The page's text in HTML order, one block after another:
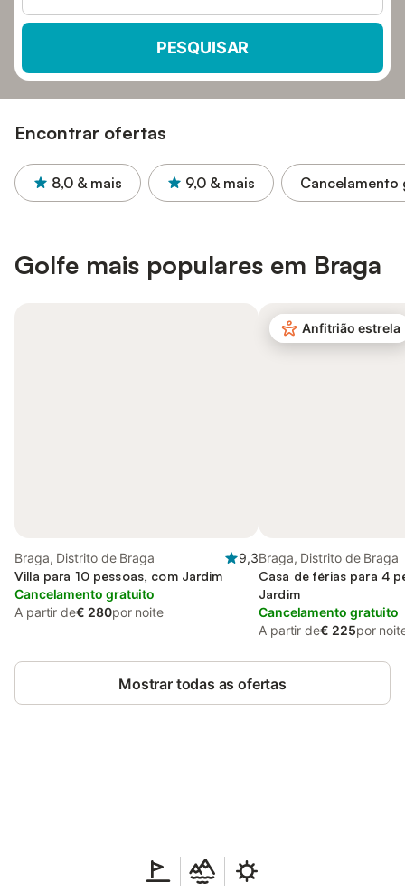
PESQUISAR
Encontrar ofertas
8,0 & mais 9,0 & mais Cancelamento
Golfe mais populares em Braga
Braga, Distrito de Braga
9,3
Villa para 10 pessoas, com Jardim
Cancelamento gratuito
A partir de€ 280por noite
Anfitrião estrela
Braga, Distrito de Braga
Casa de férias para 4
Jardim
Cancelamento gratuito
A partir de€ 225por
Mostrar todas as ofertas